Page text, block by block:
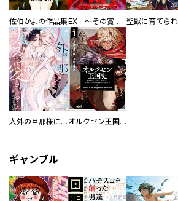
佐伯かよの作品集 EX ～その賞金稼ぎは、世界の出口を探す～【単行本版】
人外の旦那様に娶られ毎晩ナカまで愛される…。アンソロジー オルクセン王国史
ギャンブル